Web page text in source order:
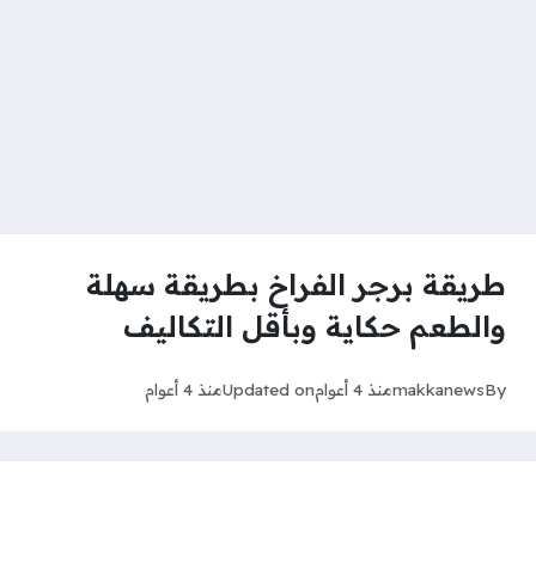
طريقة برجر الفراخ بطريقة سهلة
والطعم حكاية وبأقل التكاليف
By
makkanewsمنذ 4 أعوام Updated onمنذ 4 أعوام